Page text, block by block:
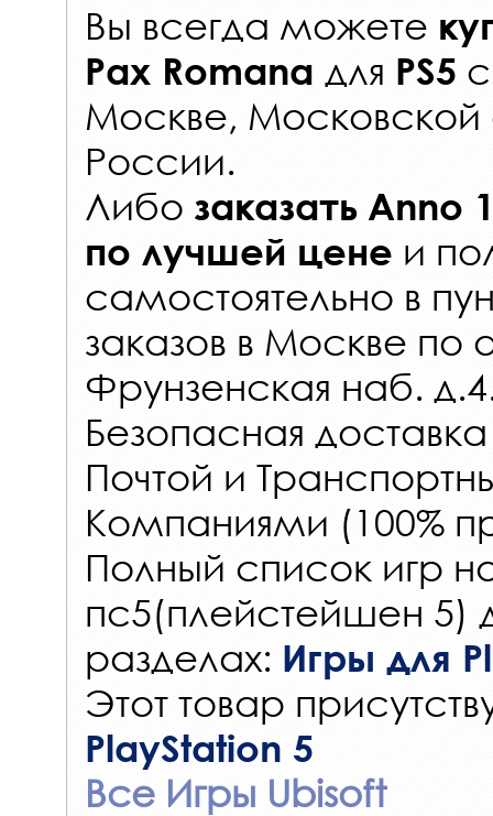
Вы всегда можете
Pax Romana для PS5
Москве, Московской
России.
Либо заказать Anno
по лучшей цене и
самостоятельно в
заказов в Москве по
Фрунзенская наб.
Безопасная
Почтой и
Компаниями (100%
Полный список игр
пс5(плейстейшен 5)
разделах: Игры для
Этот товар
PlayStation 5
Все Игры Ubisoft